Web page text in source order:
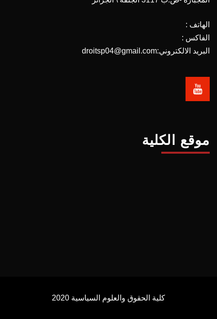
الهاتف :
الفاكس :
البريد الالكتروني:droitsp04@gmail.com
موقع الكلية
كلية الحقوق والعلوم السياسية 2020